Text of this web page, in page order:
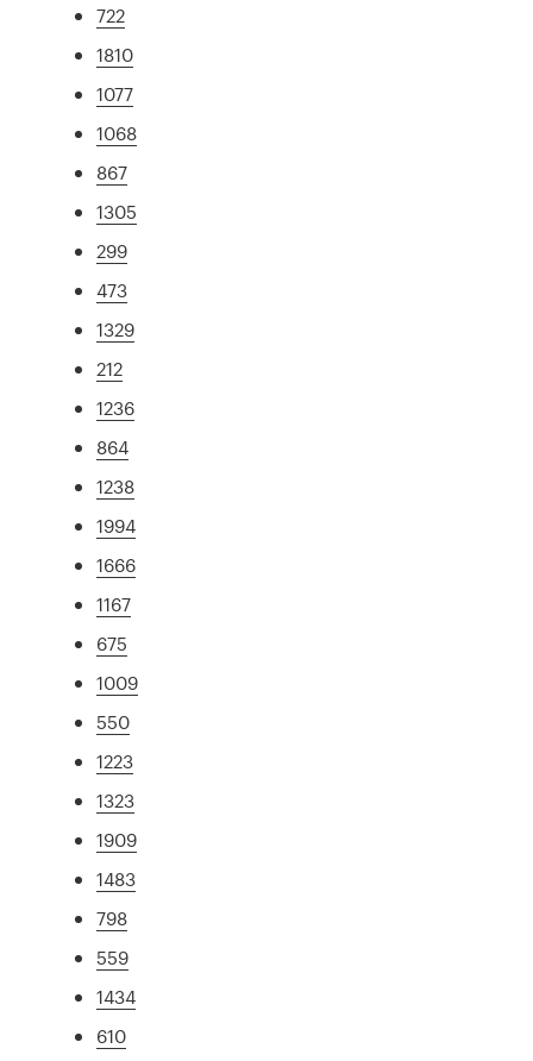
722
1810
1077
1068
867
1305
299
473
1329
212
1236
864
1238
1994
1666
1167
675
1009
550
1223
1323
1909
1483
798
559
1434
610